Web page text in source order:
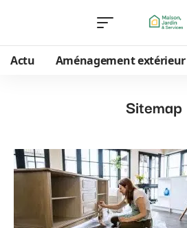
Actu Aménagement extérieur
Sitemap